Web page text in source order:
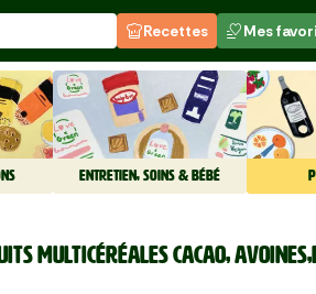
Recettes Mes
ENTRETIEN, SOINS & BÉBÉ
multicéréales cacao,